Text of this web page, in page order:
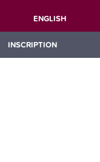
ENGLISH
INSCRIPTION